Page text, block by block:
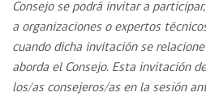
Consejo se podrá invitar a
a organizaciones o expertos
cuando dicha invitación se
aborda el Consejo. Esta invitación
los/as consejeros/as en la sesión